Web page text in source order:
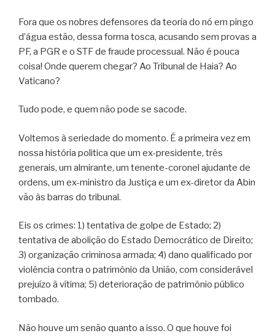
Fora que os nobres defensores da teoria do nó em pingo
d’água estão, dessa forma tosca, acusando sem provas a
PF, a PGR e o STF de fraude processual. Não é pouca
coisa! Onde querem chegar? Ao Tribunal de Haia? Ao
Vaticano?
Tudo pode, e quem não pode se sacode.
Voltemos à seriedade do momento. É a primeira vez em
nossa história politica que um ex-presidente, três
generais, um almirante, um tenente-coronel ajudante de
ordens, um ex-ministro da Justiça e um ex-diretor da Abin
vão às barras do tribunal.
Eis os crimes: 1) tentativa de golpe de Estado; 2)
tentativa de abolição do Estado Democrático de Direito;
3) organização criminosa armada; 4) dano qualificado por
violência contra o patrimônio da União, com considerável
prejuízo à vítima; 5) deterioração de patrimônio público
tombado.
Não houve um senão quanto a isso. O que houve foi